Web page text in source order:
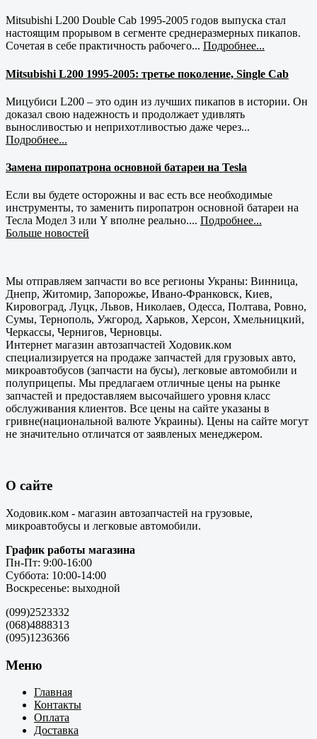
Mitsubishi L200 Double Cab 1995-2005 годов выпуска стал
настоящим прорывом в сегменте среднеразмерных пикапов.
Сочетая в себе практичность рабочего... Подробнее...
Mitsubishi L200 1995-2005: третье поколение, Single Cab
Мицубиси L200 – это один из лучших пикапов в истории. Он
доказал свою надежность и продолжает удивлять
выносливостью и неприхотливостью даже через...
Подробнее...
Замена пиропатрона основной батареи на Tesla
Если вы будете осторожны и вас есть все необходимые
инструменты, то заменить пиропатрон основной батареи на
Тесла Модел 3 или Y вполне реально.... Подробнее...
Больше новостей
Мы отправляем запчасти во все регионы Украны: Винница,
Днепр, Житомир, Запорожье, Ивано-Франковск, Киев,
Кировоград, Луцк, Львов, Николаев, Одесса, Полтава, Ровно,
Сумы, Тернополь, Ужгород, Харьков, Херсон, Хмельницкий,
Черкассы, Чернигов, Черновцы.
Интернет магазин автозапчастей Ходовик.ком
специализируется на продаже запчастей для грузовых авто,
микроавтобусов (запчасти на бусы), легковые автомобили и
полуприцепы. Мы предлагаем отличные цены на рынке
запчастей и предоставляем высочайшего уровня класс
обслуживания клиентов. Все цены на сайте указаны в
гривне(национальной валюте Украины). Цены на сайте могут
не значительно отличатся от заявленых менеджером.
О сайте
Ходовик.ком - магазин автозапчастей на грузовые,
микроавтобусы и легковые автомобили.
График работы магазина
Пн-Пт: 9:00-16:00
Суббота: 10:00-14:00
Воскресенье: выходной
(099)2523332
(068)4888313
(095)1236366
Меню
Главная
Контакты
Оплата
Доставка